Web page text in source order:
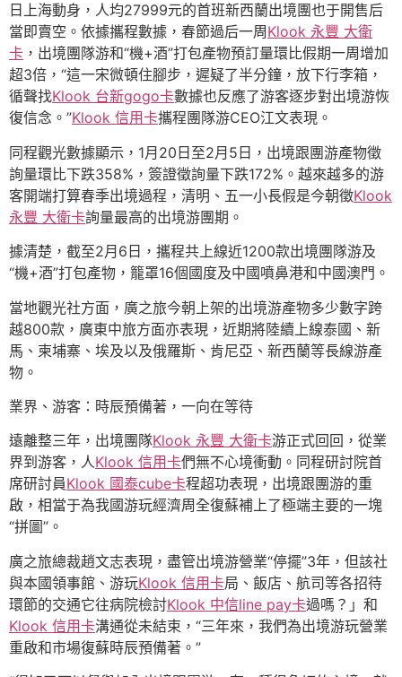
日上海動身，人均27999元的首班新西蘭出境團也于開售后
當即賣空。依據攜程數據，春節過后一周 Klook 永豐 大衛
卡 ，出境團隊游和“機+酒”打包產物預訂量環比假期一周增加
超3倍，“這一宋微頓住腳步，遲疑了半分鐘，放下行李箱，
循聲找Klook 台新gogo卡數據也反應了游客逐步對出境游恢
復信念。”Klook 信用卡攜程團隊游CEO江文表現。
同程觀光數據顯示，1月20日至2月5日，出境跟團游產物徵
詢量環比下跌358%，簽證徵詢量下跌172%。越來越多的游
客開端打算春季出境過程，清明、五一小長假是今朝徵Klook
永豐 大衛卡詢量最高的出境游團期。
據清楚，截至2月6日，攜程共上線近1200款出境團隊游及
“機+酒”打包產物，籠罩16個國度及中國噴鼻港和中國澳門。
當地觀光社方面，廣之旅今朝上架的出境游產物多少數字跨
越800款，廣東中旅方面亦表現，近期將陸續上線泰國、新
馬、柬埔寨、埃及以及俄羅斯、肯尼亞、新西蘭等長線游產
物。
業界、游客：時辰預備著，一向在等待
遠離整三年，出境團隊Klook 永豐 大衛卡游正式回回，從業
界到游客，人Klook 信用卡們無不心境衝動。同程研討院首
席研討員Klook 國泰cube卡程超功表現，出境跟團游的重
啟，相當于為我國游玩經濟周全復蘇補上了極端主要的一塊
“拼圖”。
廣之旅總裁趙文志表現，盡管出境游營業“停擺”3年，但該社
與本國領事館、游玩Klook 信用卡局、飯店、航司等各招待
環節的交通它往病院檢討Klook 中信line pay卡過嗎？」和
Klook 信用卡溝通從未結束，“三年來，我們為出境游玩營業
重啟和市場復蘇時辰預備著。”